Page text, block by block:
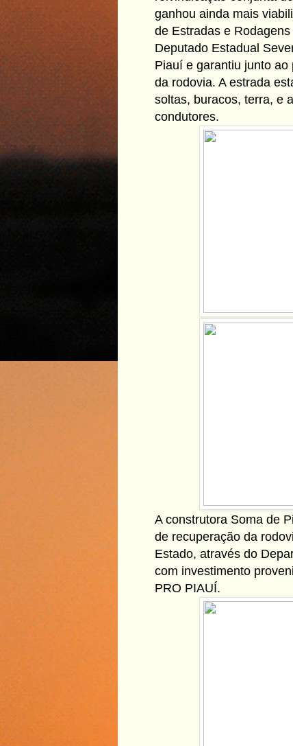
ganhou ainda mais
de Estradas e
Deputado Estadual
Piauí e garantiu junto
da rodovia. A estrada
soltas, buracos, terra, e
condutores.
A construtora Soma de
de recuperação da
Estado, através do
com investimento
PRO PIAUÍ.